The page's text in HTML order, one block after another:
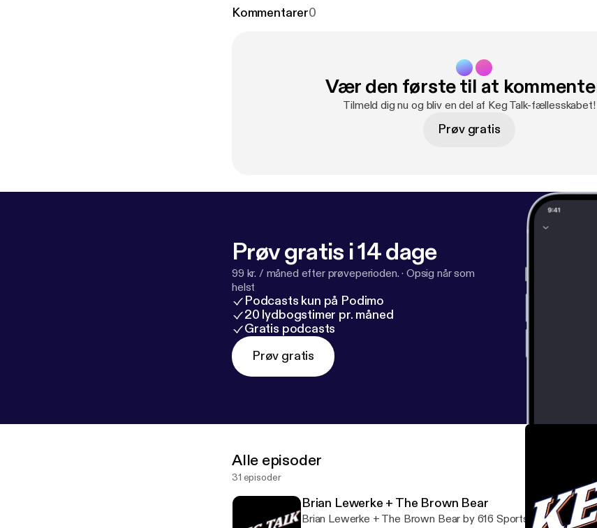
Kommentarer0
Vær den første til at
Tilmeld dig nu og bliv en del af Keg Talk-fællesskabet!
Prøv gratis
Prøv gratis i 14 dage
99 kr. / måned efter prøveperioden. · Opsig når som
helst
Podcasts kun på Podimo
20 lydbogstimer pr. måned
Gratis podcasts
Prøv gratis
Alle episoder
31 episoder
Brian Lewerke + The Brown Bear
Brian Lewerke + The Brown Bear by 616 Sports